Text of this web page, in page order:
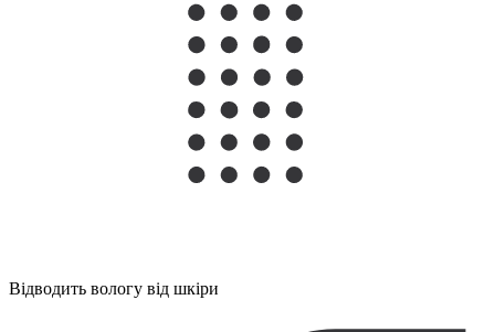
Відводить вологу від шкіри